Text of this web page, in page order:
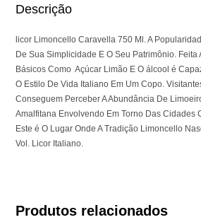
Descrição
licor Limoncello Caravella 750 Ml. A
De Sua Simplicidade E O Seu Patrimônio. Feita
Básicos Como Açúcar Limão E O álcool é
O Estilo De Vida Italiano Em Um Copo.
Conseguem Perceber A Abundância De
Amalfitana Envolvendo Em Torno Das Cidades
Este é O Lugar Onde A Tradição Limoncello
Vol. Licor Italiano.
Produtos relacionados